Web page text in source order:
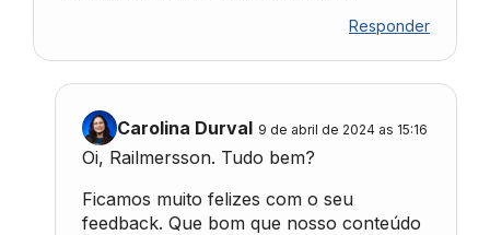
Responder
Carolina Durval 9 de abril de 2024 as 15:16
Oi, Railmersson. Tudo bem?
Ficamos muito felizes com o seu
feedback. Que bom que nosso conteúdo